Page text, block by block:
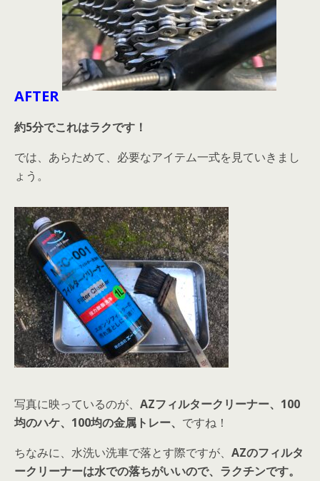
AFTER
約5分でこれはラクです！
では、あらためて、必要なアイテム一式を見ていきまし
ょう。
写真に映っているのが、 AZフィルタークリーナー、100
均のハケ、100均の金属トレー、 ですね！
ちなみに、水洗い洗車で落とす際ですが、 AZのフィルタ
ークリーナーは水での落ちがいいので、ラクチンです。